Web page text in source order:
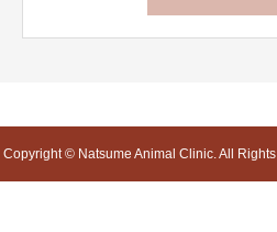
Copyright © Natsume Animal Clinic. All